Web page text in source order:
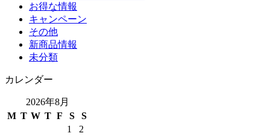
お得な情報
キャンペーン
その他
新商品情報
未分類
カレンダー
2026年8月
M T W T F S
S
1
2